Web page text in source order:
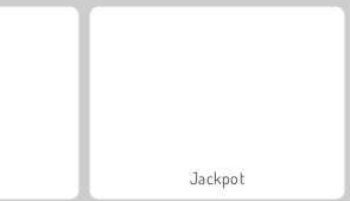
Jackpot